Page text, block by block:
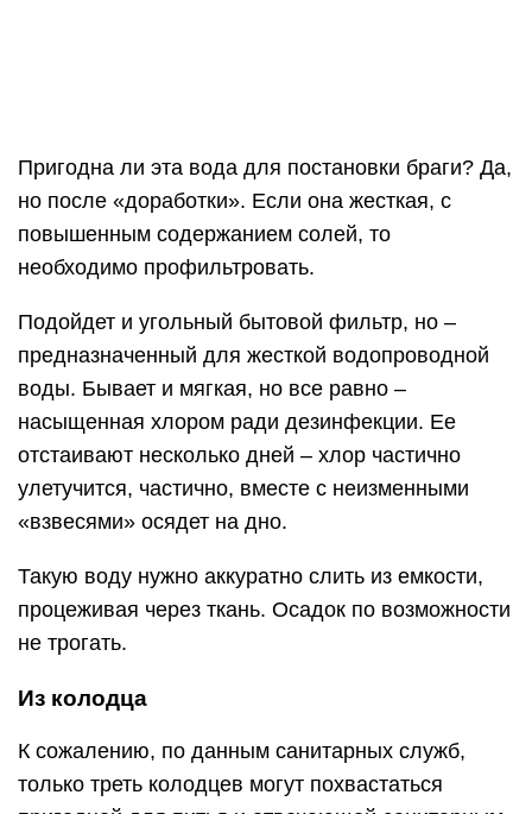
Такую воду нужно аккуратно слить из емкости,
процеживая через ткань. Осадок по возможности
не трогать.
Из колодца
К сожалению, по данным санитарных служб,
только треть колодцев могут похвастаться
пригодной для питья и отвечающей санитарным
нормам водой. Большинство же не соответствует
требованиям ни по содержанию
микроэлементов, ни по органолептике, имеет
неприятный вкус, который перейдет в продукт,
изготовленный на ней.